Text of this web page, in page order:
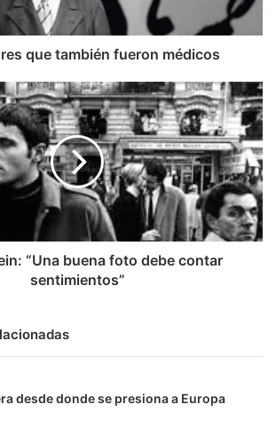
que también fueron médicos
“Una buena foto debe contar
sentimientos”
desde donde se presiona a Europa